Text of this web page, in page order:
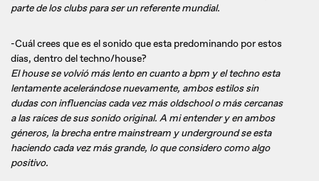
parte de los clubs para ser un referente mundial.
-Cuál crees que es el sonido que esta predominando por estos
días, dentro del techno/house?
El house se volvió más lento en cuanto a bpm y el techno esta
lentamente acelerándose nuevamente, ambos estilos sin
dudas con influencias cada vez más oldschool o más cercanas
a las raíces de sus sonido original. A mi entender y en ambos
géneros, la brecha entre mainstream y underground se esta
haciendo cada vez más grande, lo que considero como algo
positivo.